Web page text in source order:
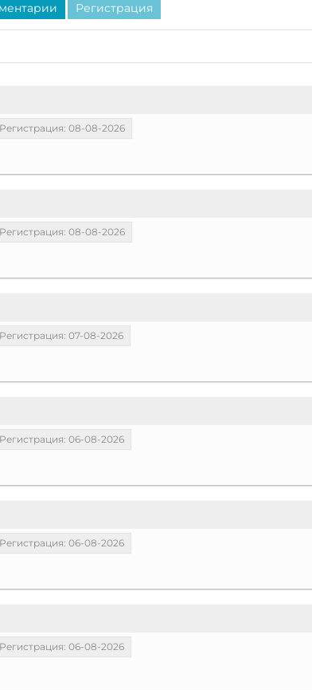
Регистрация
Регистрация: 08-08-2026
Регистрация: 08-08-2026
Регистрация: 07-08-2026
Регистрация: 06-08-2026
Регистрация: 06-08-2026
Регистрация: 06-08-2026